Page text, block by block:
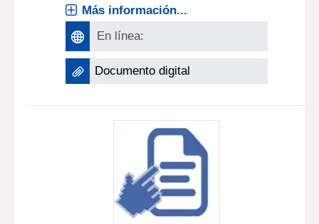
Más información...
En línea:
Documento digital